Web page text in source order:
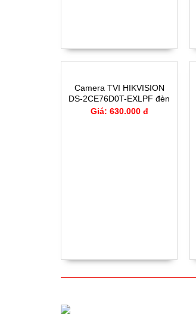
Camera TVI HIKVISION
DS-2CE76D0T-EXLPF đèn
kép 2MP
Giá: 630.000 đ